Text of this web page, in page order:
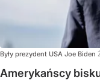
Były prezydent USA Joe Biden
Amerykańscy